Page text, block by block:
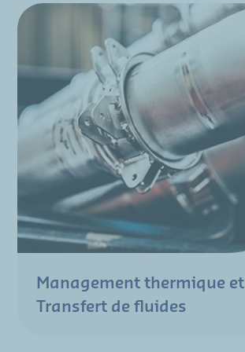
Management thermique et
Transfert de fluides